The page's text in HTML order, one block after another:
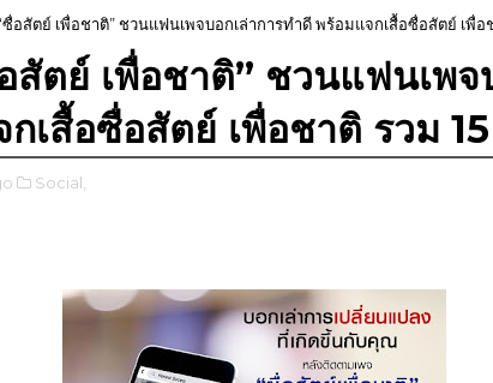
ซื่อสัตย์ เพื่อชาติ” ชวนแฟนเพจบอกเล่าการทำดี พร้อมแจกเสื้อซื่อสัตย์ เพื่อช
สัตย์ เพื่อชาติ” ชวนแฟนเพจ
เสื้อซื่อสัตย์ เพื่อชาติ รวม
Social,